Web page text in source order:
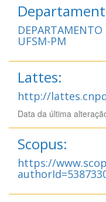
UFSM-PM
Lattes:
http://
Data da última
Scopus:
https://